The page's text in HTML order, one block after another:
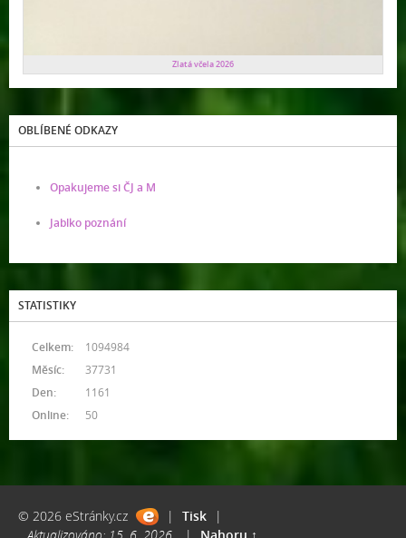
Zlatá včela 2026
OBLÍBENÉ ODKAZY
Opakujeme si ČJ a M
Jablko poznání
STATISTIKY
Online: 50
Celkem:
1094984
Měsíc:
37731
Den:
1161
© 2026 eStránky.cz | Tisk
|